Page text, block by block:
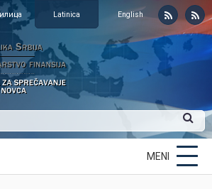
Latinica English
MENI